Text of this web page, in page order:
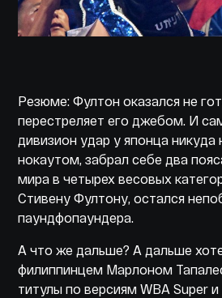
Резюме: Фултон оказался не
перестреляет его джебом. И
дивизион удар у японца
нокаутом, забрал себе два
мира в четырех весовых
Стивену Фултону, остался
паундфопаундера.
А что же дальше? А дальше
филиппинцем Марлоном
титулы по версиям WBA Super